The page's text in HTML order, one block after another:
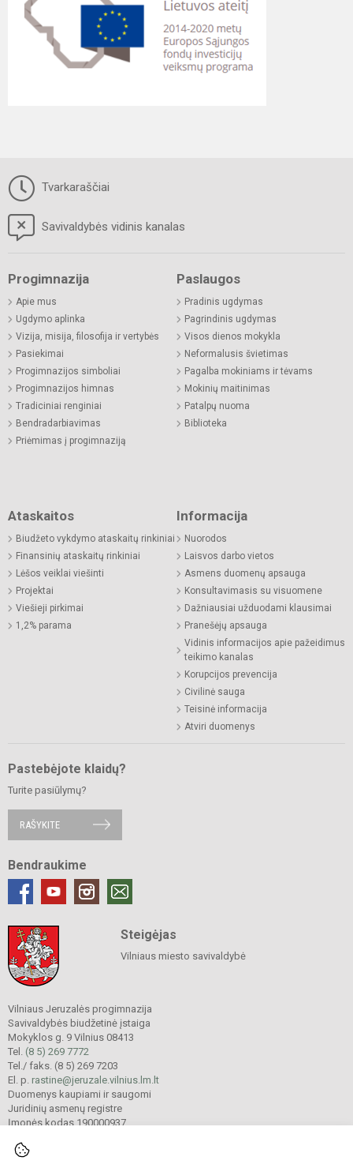
Tvarkaraščiai
Savivaldybės vidinis kanalas
Progimnazija
Apie mus
Ugdymo aplinka
Vizija, misija, filosofija ir vertybės
Pasiekimai
Progimnazijos simboliai
Progimnazijos himnas
Tradiciniai renginiai
Bendradarbiavimas
Priėmimas į progimnaziją
Paslaugos
Pradinis ugdymas
Pagrindinis ugdymas
Visos dienos mokykla
Neformalusis švietimas
Pagalba mokiniams ir tėvams
Mokinių maitinimas
Patalpų nuoma
Biblioteka
Ataskaitos
Biudžeto vykdymo ataskaitų rinkiniai
Finansinių ataskaitų rinkiniai
Lėšos veiklai viešinti
Projektai
Viešieji pirkimai
1,2% parama
Informacija
Nuorodos
Laisvos darbo vietos
Asmens duomenų apsauga
Konsultavimasis su visuomene
Dažniausiai užduodami klausimai
Pranešėjų apsauga
Vidinis informacijos apie pažeidimus
teikimo kanalas
Korupcijos prevencija
Civilinė sauga
Teisinė informacija
Atviri duomenys
Pastebėjote klaidų?
Turite pasiūlymų?
RAŠYKITE
Bendraukime
Steigėjas
Vilniaus miesto savivaldybė
Vilniaus Jeruzalės progimnazija
Savivaldybės biudžetinė įstaiga
Mokyklos g. 9 Vilnius 08413
Tel. (8 5) 269 7772
Tel./ faks. (8 5) 269 7203
El. p. rastine@jeruzale.vilnius.lm.lt
Duomenys kaupiami ir saugomi
Juridinių asmenų registre
Įmonės kodas 190000937